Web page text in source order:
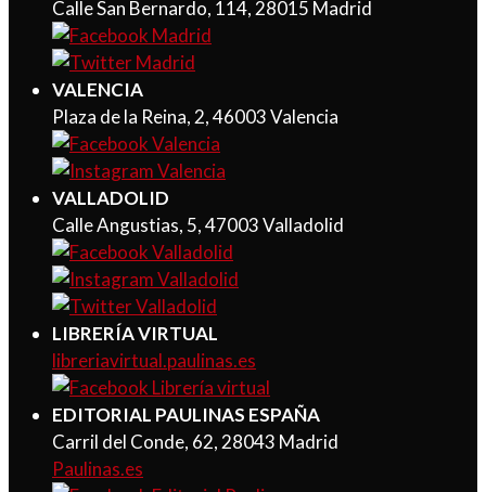
Calle San Bernardo, 114, 28015 Madrid
VALENCIA
Plaza de la Reina, 2, 46003 Valencia
VALLADOLID
Calle Angustias, 5, 47003 Valladolid
LIBRERÍA VIRTUAL
libreriavirtual.paulinas.es
EDITORIAL PAULINAS ESPAÑA
Carril del Conde, 62, 28043 Madrid
Paulinas.es